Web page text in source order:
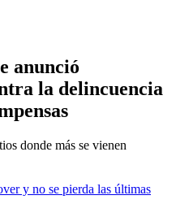
anunció
la delincuencia
donde más se vienen
y no se pierda las últimas